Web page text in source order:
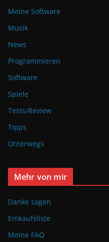
Meine Software
Musik
News
Programmieren
Software
Spiele
Tests/Review
Tipps
Unterwegs
Mehr von mir
Danke sagen
Einkaufsliste
Meine FAQ